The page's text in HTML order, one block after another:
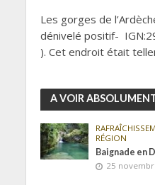
Les gorges de
dénivelé positif-
). Cet endroit était
A VOIR
RÉGION
Baignade en
25